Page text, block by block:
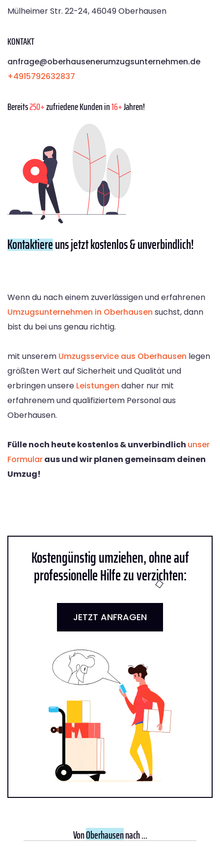
Mülheimer Str. 22-24, 46049 Oberhausen
KONTAKT
anfrage@oberhausenerumzugsunternehmen.de
+4915792632837
Bereits250+zufriedene Kunden in16+Jahren!
Kontaktiereuns jetzt kostenlos & unverbindlich!
Wenn du nach einem zuverlässigen und erfahrenen
Umzugsunternehmen in Oberhausen suchst, dann
bist du bei uns genau richtig.
mit unserem Umzugsservice aus Oberhausen legen
größten Wert auf Sicherheit und Qualität und
erbringen unsere Leistungen daher nur mit
erfahrenem und qualifiziertem Personal aus
Oberhausen.
Fülle noch heute kostenlos & unverbindlich unser
Formularaus und wir planen gemeinsam deinen
Umzug!
Kostengünstig umziehen, ohne auf
professionelle Hilfe zu verzichten:
JETZT ANFRAGEN
VonOberhausennach ...